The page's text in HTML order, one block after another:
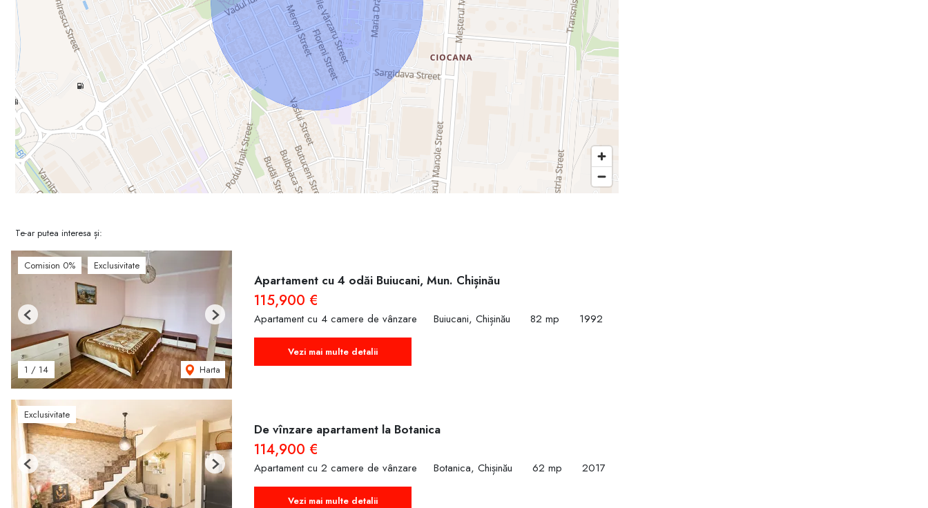
Te-ar putea interesa și:
Comision 0% Exclusivitate
1 / 14 Harta
Previous Next
Apartament cu 4 odăi Buiucani, Mun. Chișinău
115,900 €
Apartament cu 4 camere de vânzare Buiucani, Chișinău 82 mp 1992
Vezi mai multe detalii
Exclusivitate
Previous Next
De vînzare apartament la Botanica
114,900 €
Apartament cu 2 camere de vânzare Botanica, Chișinău 62 mp 2017
Vezi mai multe detalii